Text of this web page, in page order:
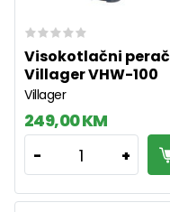
Visokotlačni perač
Villager VHW-100
Villager
249,00 KM
- 1 +